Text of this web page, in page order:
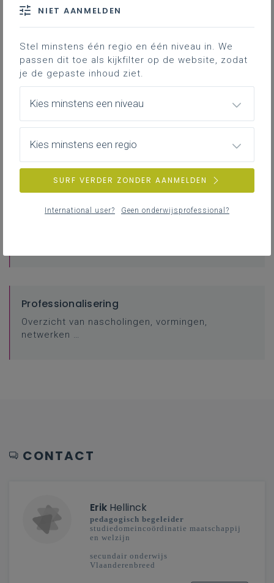
Basisinformatie
Basisinformatie over het leerplan
Inspirerend materiaal
duiding bij leerinhouden …
Achtergrond
Professionalisering
Overzicht van nascholingen, vormingen,
netwerken …
CONTACT
Erik Hellinck
pedagogisch begeleider
studiedomeincoördinatie maatschappij
en welzijn
secundair onderwijs
Vlaanderenbreed
NIET AANMELDEN
Stel minstens één regio en één niveau in. We
passen dit toe als kijkfilter op de website, zodat
je de gepaste inhoud ziet.
Kies minstens een niveau
Kies minstens een regio
SURF VERDER ZONDER AANMELDEN
International user? Geen onderwijsprofessional?